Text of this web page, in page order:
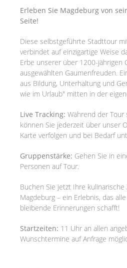
Erleben Sie Magdeburg von
Seite!
Diese selbstgeführte Stadttour
verbindet auf einzigartige Weise
Erbe unserer über 1200-jährigen
ausgewählten Gaumenfreuden.
aus Bildung, Unterhaltung und
wie im Urlaub" mitten in der
Live Tracking: Während der Tour
können Sie jederzeit über unser
Karte verfolgen und bei Bedarf
Gruppenstärke: Gehen Sie in
Personen auf Tour.
Buchen Sie jetzt Ihre
Magdeburg – ein Erlebnis, das
bleibende Erinnerungen schafft!
Startzeiten: 11 Uhr an allen
Wunschtermine auf Anfrage